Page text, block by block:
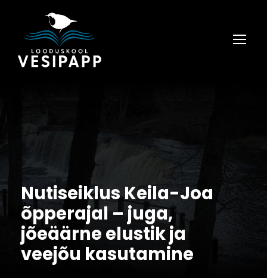
Nutiseiklus Keila-Joa
õpperajal – juga,
jõeäärne elustik ja
veejõu kasutamine